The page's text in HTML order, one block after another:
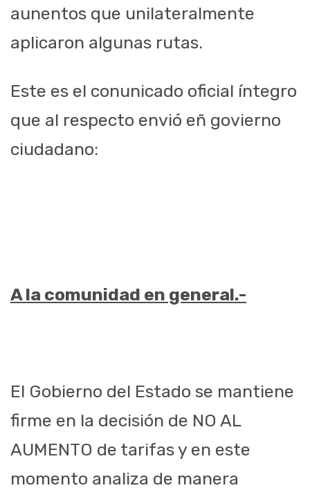
aunentos que unilateralmente
aplicaron algunas rutas.
Este es el conunicado oficial íntegro
que al respecto envió eñ govierno
ciudadano:
A la comunidad en general.-
El Gobierno del Estado se mantiene
firme en la decisión de NO AL
AUMENTO de tarifas y en este
momento analiza de manera